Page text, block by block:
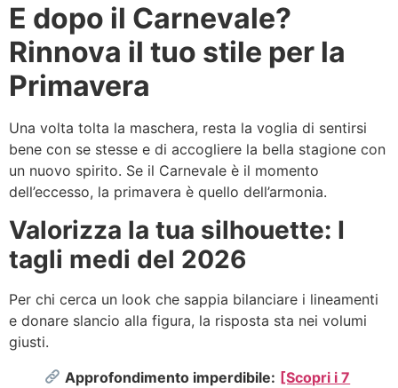
E dopo il Carnevale?
Rinnova il tuo stile per la
Primavera
Una volta tolta la maschera, resta la voglia di sentirsi
bene con se stesse e di accogliere la bella stagione con
un nuovo spirito. Se il Carnevale è il momento
dell’eccesso, la primavera è quello dell’armonia.
Valorizza la tua silhouette: I
tagli medi del 2026
Per chi cerca un look che sappia bilanciare i lineamenti
e donare slancio alla figura, la risposta sta nei volumi
giusti.
Approfondimento imperdibile: [Scopri i 7